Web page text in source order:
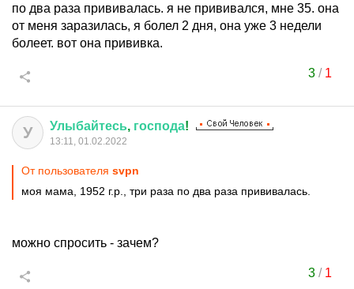
по два раза прививалась. я не прививался, мне 35. она
от меня заразилась, я болел 2 дня, она уже 3 недели
болеет. вот она прививка.
3/ 1
У Улыбайтесь, господа!
13:11, 01.02.2022
От пользователя svpn
моя мама, 1952 г.р., три раза по два раза прививалась.
можно спросить - зачем?
3/ 1